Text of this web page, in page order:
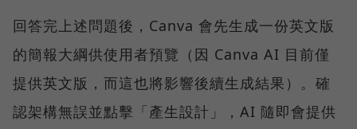
回答完上述問題後，Canva 會先生成一份英文版
的簡報大綱供使用者預覽（因 Canva AI 目前僅
提供英文版，而這也將影響後續生成結果）。確
認架構無誤並點擊「產生設計」，AI 隨即會提供